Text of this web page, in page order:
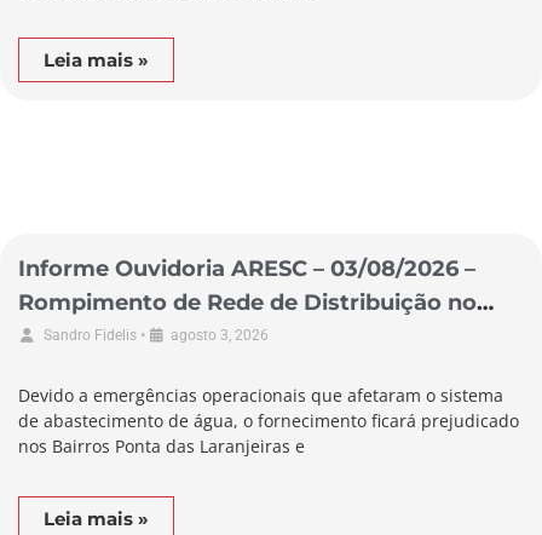
Leia mais »
Informe Ouvidoria ARESC – 03/08/2026 –
Rompimento de Rede de Distribuição no
Município de Pescaria Brava
Sandro Fidelis • agosto 3, 2026
Devido a emergências operacionais que afetaram o sistema
de abastecimento de água, o fornecimento ficará prejudicado
nos Bairros Ponta das Laranjeiras e
Leia mais »